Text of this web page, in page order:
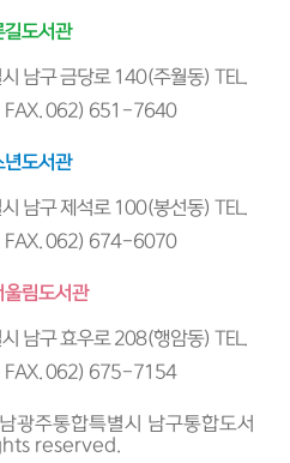
길도서관
남구 금당로 140(주월동) TEL.
062) 651-7640
년도서관
남구 제석로 100(봉선동) TEL.
062) 674-6070
울림도서관
남구 효우로 208(행암동) TEL.
062) 675-7154
주통합특별시 남구통합도서
reserved.